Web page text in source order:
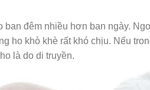
ban đêm nhiều hơn ban ngày.
ho khò khè rất khó chịu. Nếu
là do di truyền.